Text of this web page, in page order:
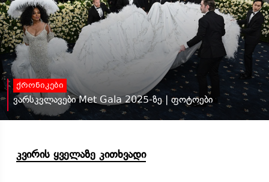
ქრონიკები
ვარსკვლავები Met Gala 2025-ზე | ფოტოები
კვირის ყველაზე კითხვადი